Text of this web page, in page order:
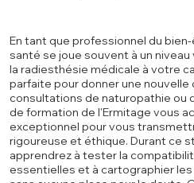
En tant que professionnel du
santé se joue souvent à un
la radiesthésie médicale à votre
parfaite pour donner une nouvelle
consultations de naturopathie ou
de formation de l'Ermitage vous
exceptionnel pour vous
rigoureuse et éthique. Durant ce
apprendrez à tester la
essentielles et à cartographier